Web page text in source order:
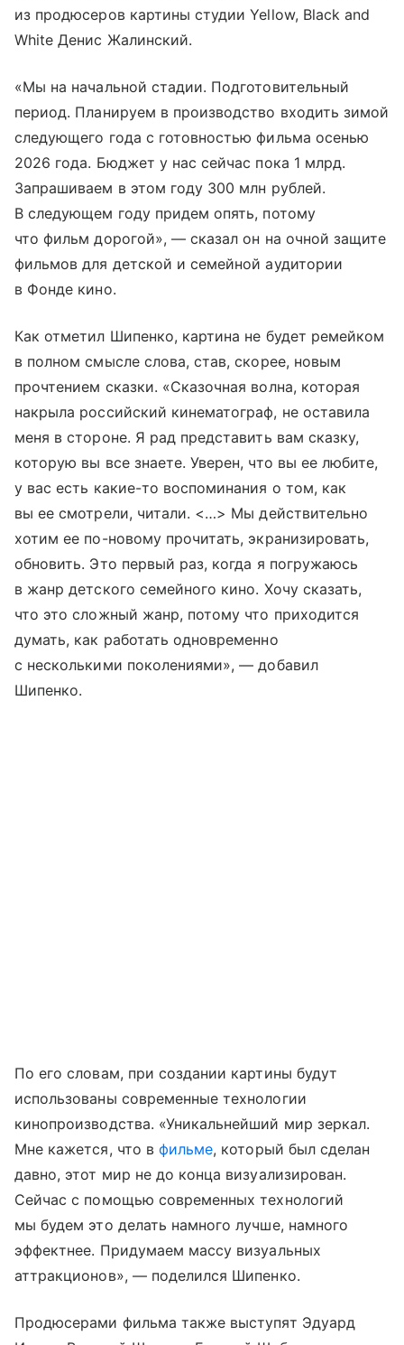
из продюсеров картины студии Yellow, Black and
White Денис Жалинский.
«Мы на начальной стадии. Подготовительный
период. Планируем в производство входить зимой
следующего года с готовностью фильма осенью
2026 года. Бюджет у нас сейчас пока 1 млрд.
Запрашиваем в этом году 300 млн рублей.
В следующем году придем опять, потому
что фильм дорогой», — сказал он на очной защите
фильмов для детской и семейной аудитории
в Фонде кино.
Как отметил Шипенко, картина не будет ремейком
в полном смысле слова, став, скорее, новым
прочтением сказки. «Сказочная волна, которая
накрыла российский кинематограф, не оставила
меня в стороне. Я рад представить вам сказку,
которую вы все знаете. Уверен, что вы ее любите,
у вас есть какие-то воспоминания о том, как
вы ее смотрели, читали. <…> Мы действительно
хотим ее по-новому прочитать, экранизировать,
обновить. Это первый раз, когда я погружаюсь
в жанр детского семейного кино. Хочу сказать,
что это сложный жанр, потому что приходится
думать, как работать одновременно
с несколькими поколениями», — добавил
Шипенко.
По его словам, при создании картины будут
использованы современные технологии
кинопроизводства. «Уникальнейший мир зеркал.
Мне кажется, что в фильме, который был сделан
давно, этот мир не до конца визуализирован.
Сейчас с помощью современных технологий
мы будем это делать намного лучше, намного
эффектнее. Придумаем массу визуальных
аттракционов», — поделился Шипенко.
Продюсерами фильма также выступят Эдуард